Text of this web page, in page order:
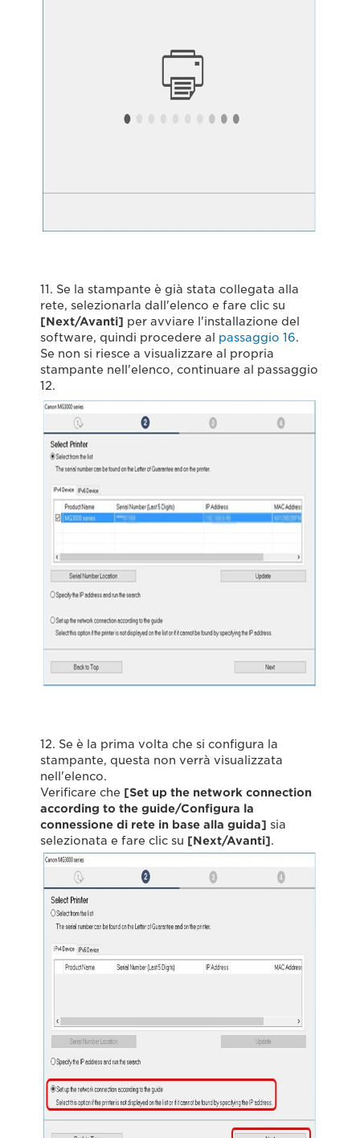
11. Se la stampante è già stata collegata alla
rete, selezionarla dall'elenco e fare clic su
[Next/Avanti] per avviare l'installazione del
software, quindi procedere al passaggio 16.
Se non si riesce a visualizzare al propria
stampante nell'elenco, continuare al passaggio
12.
12. Se è la prima volta che si configura la
stampante, questa non verrà visualizzata
nell'elenco.
Verificare che [Set up the network connection
according to the guide/Configura la
connessione di rete in base alla guida] sia
selezionata e fare clic su [Next/Avanti].